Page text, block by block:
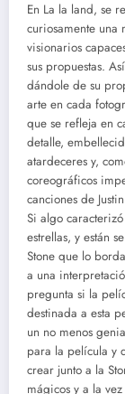
En La la land, se
curiosamente una
visionarios
sus propuestas.
dándole de su
arte en cada
que se refleja en
detalle,
atardeceres y,
coreográficos
canciones de
Si algo
estrellas, y están
Stone que lo
a una
pregunta si la
destinada a esta
un no menos
para la película y
crear junto a la
mágicos y a la